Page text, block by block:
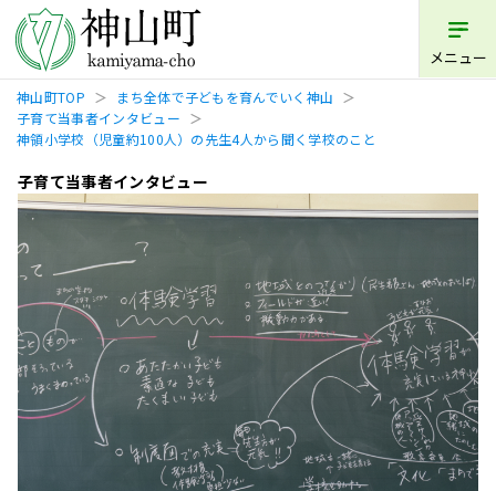
メニュー
神山町TOP
まち全体で子どもを育んでいく神山
子育て当事者インタビュー
神領小学校（児童約100人）の先生4人から聞く学校のこと
子育て当事者インタビュー